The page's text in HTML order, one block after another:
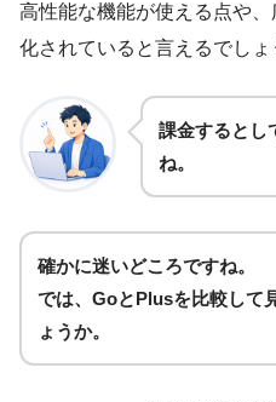
高性能な機能が使える点や
化されていると言えるでしょ
課金するとし
ね。
確かに迷いどころですね。
では、GoとPlusを比較して
ょうか。